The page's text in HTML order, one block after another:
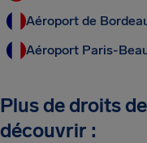
Aéroport de
Aéroport Paris-
Plus de droits
découvrir :